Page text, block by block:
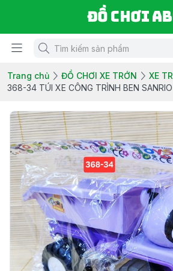
Đồ chơi
Trang chủ ĐỒ CHƠI XE TRỚN
XE
368-34 TÚI XE CÔNG TRÌNH BEN SANRIO